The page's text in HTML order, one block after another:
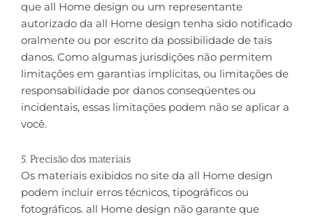
que all Home design ou um representante
autorizado da all Home design tenha sido notificado
oralmente ou por escrito da possibilidade de tais
danos. Como algumas jurisdições não permitem
limitações em garantias implícitas, ou limitações de
responsabilidade por danos conseqüentes ou
incidentais, essas limitações podem não se aplicar a
você.
5. Precisão dos materiais
Os materiais exibidos no site da all Home design
podem incluir erros técnicos, tipográficos ou
fotográficos. all Home design não garante que